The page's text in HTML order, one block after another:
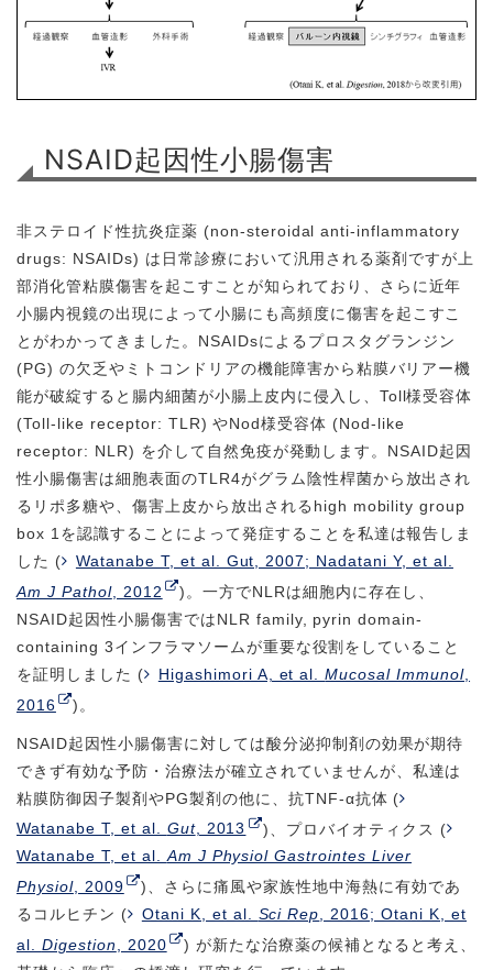
NSAID起因性小腸傷害
非ステロイド性抗炎症薬 (non-steroidal anti-inflammatory
drugs: NSAIDs) は日常診療において汎用される薬剤ですが上
部消化管粘膜傷害を起こすことが知られており、さらに近年
小腸内視鏡の出現によって小腸にも高頻度に傷害を起こすこ
とがわかってきました。NSAIDsによるプロスタグランジン
(PG) の欠乏やミトコンドリアの機能障害から粘膜バリアー機
能が破綻すると腸内細菌が小腸上皮内に侵入し、Toll様受容体
(Toll-like receptor: TLR) やNod様受容体 (Nod-like
receptor: NLR) を介して自然免疫が発動します。NSAID起因
性小腸傷害は細胞表面のTLR4がグラム陰性桿菌から放出され
るリポ多糖や、傷害上皮から放出されるhigh mobility group
box 1を認識することによって発症することを私達は報告しま
した (
Watanabe T, et al. Gut, 2007; Nadatani Y, et al.
Am J Pathol, 2012
)。一方でNLRは細胞内に存在し、
NSAID起因性小腸傷害ではNLR family, pyrin domain-
containing 3インフラマソームが重要な役割をしていること
を証明しました (
Higashimori A, et al.Mucosal Immunol
2016
)。
NSAID起因性小腸傷害に対しては酸分泌抑制剤の効果が期待
できず有効な予防・治療法が確立されていませんが、私達は
粘膜防御因子製剤やPG製剤の他に、抗TNF-α抗体 (
Watanabe T, et al. Gut, 2013
)、プロバイオティクス (
Watanabe T, et al.Am J Physiol Gastrointes Liver
Physiol, 2009
)、さらに痛風や家族性地中海熱に有効であ
るコルヒチン (
Otani K, et al. Sci Rep , 2016; Otani K, et
al. Digestion , 2020
) が新たな治療薬の候補となると考え、